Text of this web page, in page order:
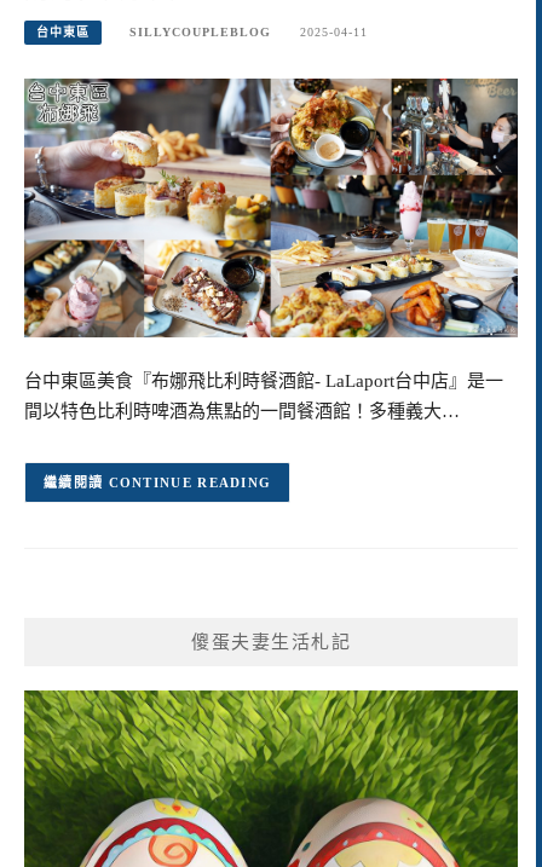
台中東區 SILLYCOUPLEBLOG 2025-04-11
台中東區美食『布娜飛比利時餐酒館- LaLaport台中店』是一
間以特色比利時啤酒為焦點的一間餐酒館！多種義大…
CONTINUE READING
傻蛋夫妻生活札記